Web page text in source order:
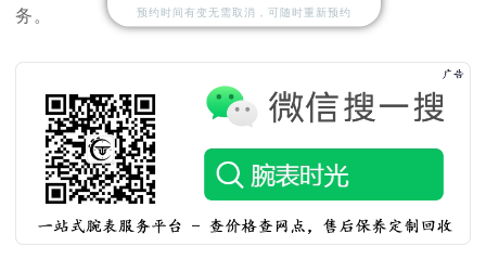
务。
预约时间有变无需取消，可随时重新预约